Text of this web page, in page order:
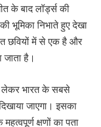
के बाद लॉर्ड्स की
भूमिका निभाते हुए देखा
छवियों में से एक है और
है।
लेकर भारत के सबसे
जाएगा। इसका
क्षणों का पता